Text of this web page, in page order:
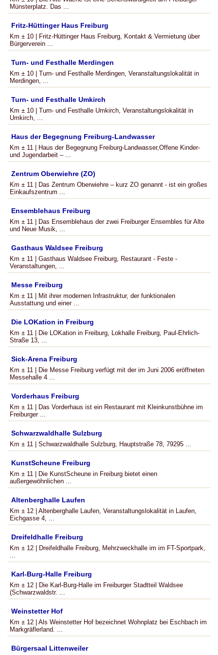
Münsterplatz. Das ...
Fritz-Hüttinger Haus Freiburg
Km ± 10 | Fritz-Hüttinger Haus Freiburg, Kontakt & Vermietung über
Bürgerverein ...
Turn- und Festhalle Merdingen
Km ± 10 | Turn- und Festhalle Merdingen, Veranstaltungslokalität in
Merdingen, ...
Turn- und Festhalle Umkirch
Km ± 10 | Turn- und Festhalle Umkirch, Veranstaltungslokalität in
Umkirch, ...
Haus der Begegnung Freiburg-Landwasser
Km ± 11 | Haus der Begegnung Freiburg-Landwasser,Offene Kinder-
und Jugendarbeit – ...
Zentrum Oberwiehre (ZO)
Km ± 11 | Das Zentrum Oberwiehre – kurz ZO genannt - ist ein großes
Einkaufszentrum ...
Ensemblehaus Freiburg
Km ± 11 | Das Ensemblehaus der zwei Freiburger Ensembles für Alte
und Neue Musik, ...
Gasthaus Waldsee Freiburg
Km ± 11 | Gasthaus Waldsee Freiburg, Restaurant - Feste -
Veranstaltungen, ...
Messe Freiburg
Km ± 11 | Mit ihrer modernen Infrastruktur, der funktionalen
Ausstattung und einer ...
Die LOKation in Freiburg
Km ± 11 | Die LOKation in Freiburg, Lokhalle Freiburg, Paul-Ehrlich-
Straße 13, ...
Sick-Arena Freiburg
Km ± 11 | Die Messe Freiburg verfügt mit der im Juni 2006 eröffneten
Messehalle 4 ...
Vorderhaus Freiburg
Km ± 11 | Das Vorderhaus ist ein Restaurant mit Kleinkunstbühne im
Freiburger ...
Schwarzwaldhalle Sulzburg
Km ± 11 | Schwarzwaldhalle Sulzburg, Hauptstraße 78, 79295 ...
KunstScheune Freiburg
Km ± 11 | Die KunstScheune in Freiburg bietet einen
außergewöhnlichen ...
Altenberghalle Laufen
Km ± 12 | Altenberghalle Laufen, Veranstaltungslokalität in Laufen,
Eichgasse 4, ...
Dreifeldhalle Freiburg
Km ± 12 | Dreifeldhalle Freiburg, Mehrzweckhalle im im FT-Sportpark,
...
Karl-Burg-Halle Freiburg
Km ± 12 | Die Karl-Burg-Halle im Freiburger Stadtteil Waldsee
(Schwarzwaldstr. ...
Weinstetter Hof
Km ± 12 | Als Weinstetter Hof bezeichnet Wohnplatz bei Eschbach im
Markgräflerland. ...
Bürgersaal Littenweiler